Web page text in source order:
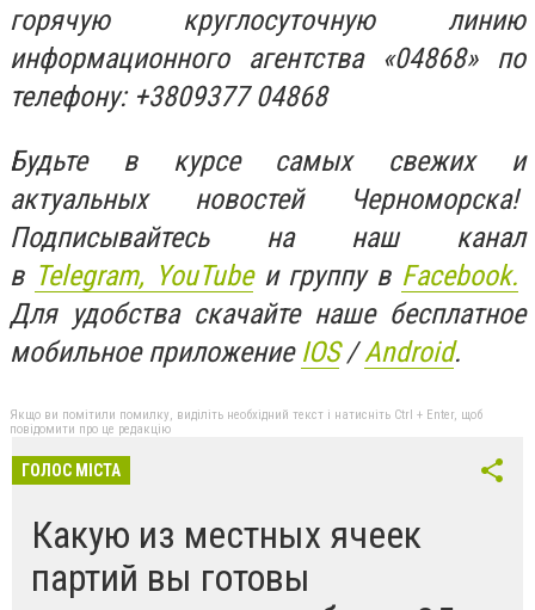
горячую круглосуточную линию
информационного агентства «04868» по
телефону: +3809377 04868
Будьте в курсе самых свежих и
актуальных новостей Черноморска!
Подписывайтесь на наш канал
в Telegram, YouTubeи группу в Facebook.
Для удобства скачайте наше бесплатное
мобильное приложение IOS/Android.
Якщо ви помітили помилку, виділіть необхідний текст і натисніть Ctrl + Enter, щоб
повідомити про це редакцію
ГОЛОС МІСТА
Какую из местных ячеек
партий вы готовы